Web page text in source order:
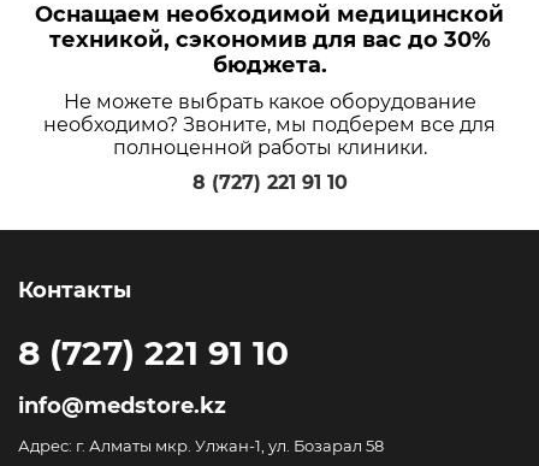
Оснащаем необходимой медицинской
техникой, сэкономив для вас до 30%
бюджета.
Не можете выбрать какое оборудование
необходимо? Звоните, мы подберем все для
полноценной работы клиники.
8 (727) 221 91 10
Контакты
8 (727) 221 91 10
info@medstore.kz
Адрес: г. Алматы мкр. Улжан-1, ул. Бозарал 58